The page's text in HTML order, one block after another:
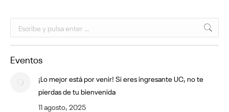
Buscar:
Eventos
¡Lo mejor está por venir! Si eres ingresante UC, no te
pierdas de tu bienvenida
11 agosto, 2025